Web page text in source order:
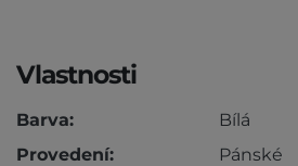
Vlastnosti
Barva:
Bílá
Provedení:
Pánské